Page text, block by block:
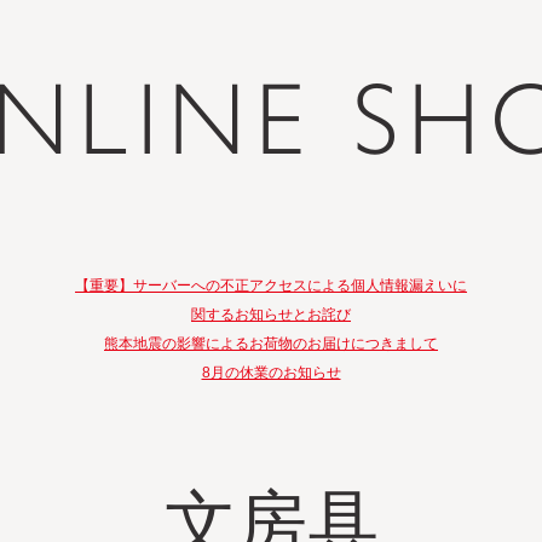
【重要】サーバーへの不正アクセスによる個人情報漏えいに
関するお知らせとお詫び
熊本地震の影響によるお荷物のお届けにつきまして
8月の休業のお知らせ
文房具